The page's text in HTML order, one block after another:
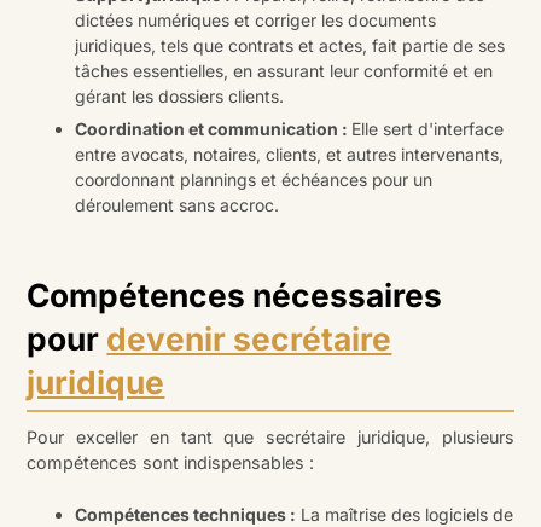
dictées numériques et corriger les documents
juridiques, tels que contrats et actes, fait partie de ses
tâches essentielles, en assurant leur conformité et en
gérant les dossiers clients.
Coordination et communication : Elle sert d'interface
entre avocats, notaires, clients, et autres intervenants,
coordonnant plannings et échéances pour un
déroulement sans accroc.
Compétences nécessaires
pour devenir secrétaire
juridique
Pour exceller en tant que secrétaire juridique, plusieurs
compétences sont indispensables :
Compétences techniques : La maîtrise des logiciels de